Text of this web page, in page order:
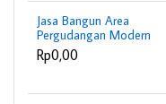
Jasa Bangun Area
Pergudangan Modern
Rp0,00